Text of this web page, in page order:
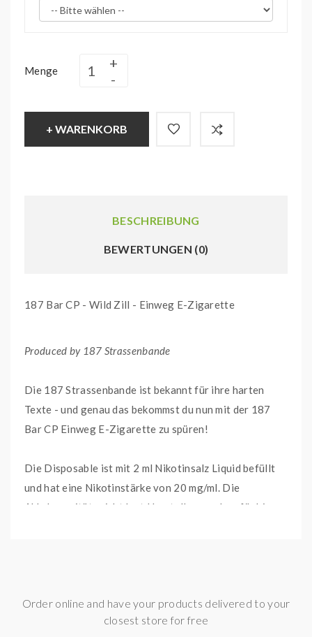
Menge
+ WARENKORB
BESCHREIBUNG
BEWERTUNGEN (0)
187 Bar CP - Wild Zill - Einweg E-Zigarette
Produced by 187 Strassenbande
Die 187 Strassenbande ist bekannt für ihre harten
Texte - und genau das bekommst du nun mit der 187
Bar CP Einweg E-Zigarette zu spüren!
Die Disposable ist mit 2 ml Nikotinsalz Liquid befüllt
und hat eine Nikotinstärke von 20 mg/ml. Die
Akkukapazität reicht laut Herstellerangaben für bis zu
(CP) lässt sich mit 3 schnellen und kurzen Zügen
sowohl aktivieren, als auch deaktivieren.
Order online and have your products delivered to your
closest store for free